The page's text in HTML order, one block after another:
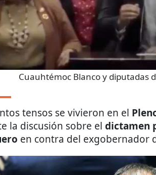
Cuauhtémoc Blanco y diputadas
tensos se vivieron en el
la discusión sobre el dictamen
en contra del exgobernador